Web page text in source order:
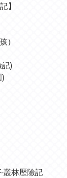
】
）
)
叢林歷險記